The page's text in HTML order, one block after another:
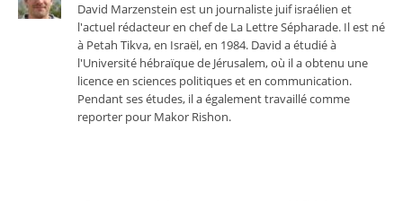
David Marzenstein est un journaliste juif israélien et
l'actuel rédacteur en chef de La Lettre Sépharade. Il est né
à Petah Tikva, en Israël, en 1984. David a étudié à
l'Université hébraïque de Jérusalem, où il a obtenu une
licence en sciences politiques et en communication.
Pendant ses études, il a également travaillé comme
reporter pour Makor Rishon.